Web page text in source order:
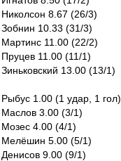
Николсон 8.67 (26/3)
Зобнин 10.33 (31/3)
Мартинс 11.00 (22/2)
Пруцев 11.00 (11/1)
Зиньковский 13.00 (13/1)
Рыбус 1.00 (1 удар, 1 гол)
Маслов 3.00 (3/1)
Мозес 4.00 (4/1)
Мелёшин 5.00 (5/1)
Денисов 9.00 (9/1)